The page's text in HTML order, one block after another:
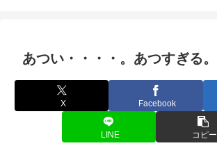
あつい・・・・。あつすぎる。
X Facebook
LINE コピー